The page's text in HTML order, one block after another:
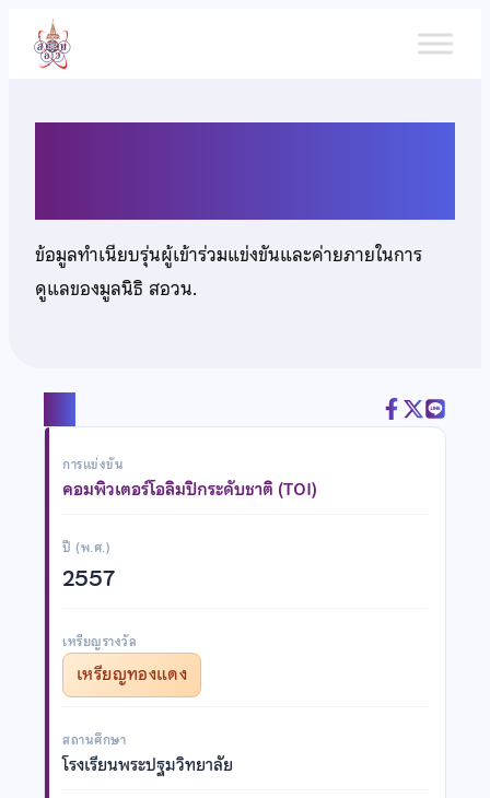
เนื้อหา
ข้อมูลทำเนียบรุ่นผู้เข้าร่วมแข่งขันและค่ายภายในการ
ดูแลของมูลนิธิ สอวน.
การแข่งขัน
คอมพิวเตอร์โอลิมปิกระดับชาติ (TOI)
ปี (พ.ศ.)
2557
เหรียญรางวัล
เหรียญทองแดง
สถานศึกษา
โรงเรียนพระปฐมวิทยาลัย